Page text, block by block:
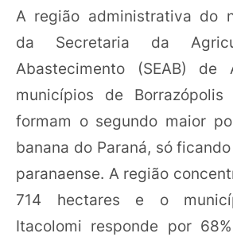
A região administrativa do
da Secretaria da
Abastecimento (SEAB) de
municípios de Borrazópolis
formam o segundo maior
banana do Paraná, só
paranaense. A região
714 hectares e o
Itacolomi responde por